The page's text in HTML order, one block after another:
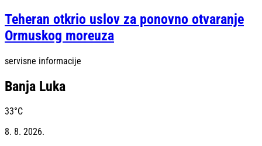
Teheran otkrio uslov za ponovno otvaranje
Ormuskog moreuza
servisne informacije
Banja Luka
33°C
8. 8. 2026.